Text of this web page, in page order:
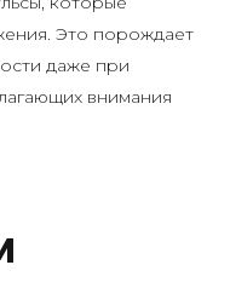
Это порождает
даже при
внимания